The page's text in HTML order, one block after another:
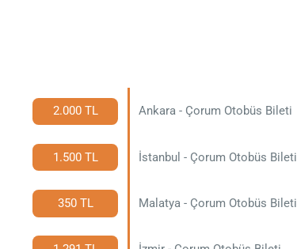
2.000 TL Ankara - Çorum Otobüs Bileti
1.500 TL İstanbul - Çorum Otobüs Bileti
350 TL Malatya - Çorum Otobüs Bileti